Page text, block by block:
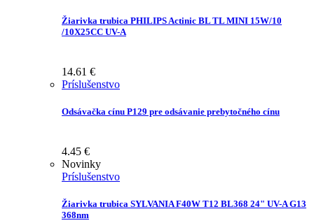
Žiarivka trubica PHILIPS Actinic BL TL MINI 15W/10
/10X25CC UV-A
14.61 €
Príslušenstvo
Odsávačka cínu P129 pre odsávanie prebytočného cínu
4.45 €
Novinky
Príslušenstvo
Žiarivka trubica SYLVANIA F40W T12 BL368 24" UV-A G13
368nm